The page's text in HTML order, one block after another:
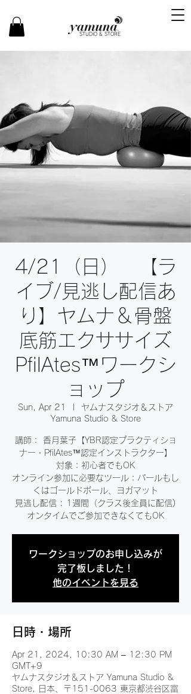
STUDIO & STORE
4/21（日） 【ラ
イブ/見逃し配信あ
り】ヤムナ＆骨盤
底筋エクササイズ
PfilAtes™ワークシ
ョップ
Sun, Apr 21
ヤムナスタジオ＆ストア
Yamuna Studio & Store
講師： 香月葉子【YBR認定プラクティショ
ナー・PfilAtes™認定インストラクター】
対象：初心者でもOK
オンライン参加に必要なツール：パールもし
くはゴールドボール、ヨガマット
見逃し配信 : 1週間（クラス後全員に配信)
オンタイムでご参加できなくてもOK
ワークショップのお申し込みが
完了板しました！
他のイベントを見る
日時・場所
Apr 21, 2024, 10:30 AM – 12:30 PM
GMT+9
ヤムナスタジオ＆ストア Yamuna Studio &
Store, 日本、〒151-0063 東京都渋谷区富